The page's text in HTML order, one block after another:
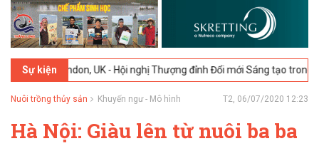
Sự kiện
London, UK - Hội nghị Thượng đỉnh Đổi mới Sáng tạo trong Ngành
Nuôi trồng thủy sản Khuyến ngư - Mô hình T2, 06/07/2020 12:23
Hà Nội: Giàu lên từ nuôi ba ba